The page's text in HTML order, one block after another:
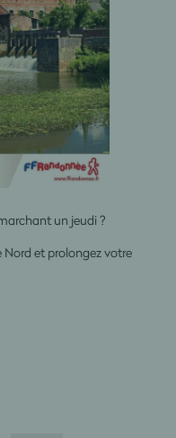
un jeudi ?
Nord et prolongez votre